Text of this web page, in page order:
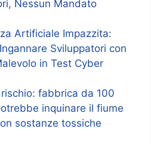
Nessun Mandato
Artificiale Impazzita:
Sviluppatori con
in Test Cyber
fabbrica da 100
inquinare il fiume
sostanze tossiche